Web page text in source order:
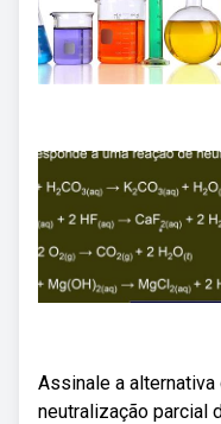
Assinale a
neutralização parcial